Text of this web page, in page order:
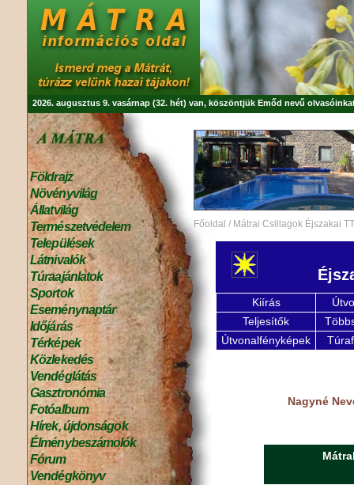
2026. augusztus 9. vasárnap (32. hét) van, köszöntjük Emőd nevű
Földrajz
Növényvilág
Állatvilág
Természetvédelem
Települések
Látnivalók
Túraajánlatok
Sportok
Eseménynaptár
Időjárás
Térképek
Közlekedés
Vendéglátás
Gasztronómia
Fotóalbum
Hírek, újdonságok
Élménybeszámolók
Fórum
Vendégkönyv
Főoldal / Mátrai Csillagok Éjszakai TT
Kiírás
Teljesítők
Útvonalfényképek
Nagyné